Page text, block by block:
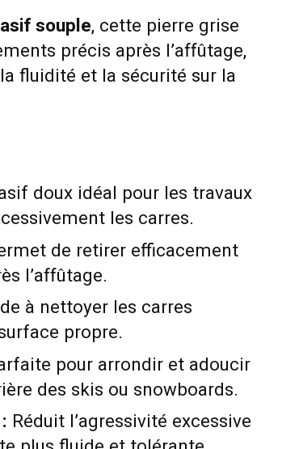
souple, cette pierre grise
précis après l’affûtage,
fluidité et la sécurité sur la
doux idéal pour les travaux
les carres.
de retirer efficacement
l’affûtage.
à nettoyer les carres
propre.
pour arrondir et adoucir
des skis ou snowboards.
Réduit l’agressivité excessive